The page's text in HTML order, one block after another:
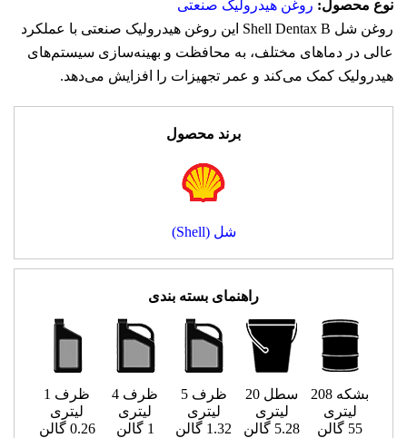
نوع محصول: روغن هیدرولیک صنعتی
روغن شل Shell Dentax B این روغن هیدرولیک صنعتی با عملکرد
عالی در دماهای مختلف، به محافظت و بهینه‌سازی سیستم‌های
هیدرولیک کمک می‌کند و عمر تجهیزات را افزایش می‌دهد.
برند محصول
شل (Shell)
راهنمای بسته بندی
بشکه 208
لیتری
55 گالن
سطل 20
لیتری
5.28 گالن
ظرف 5
لیتری
1.32 گالن
ظرف 4
لیتری
1 گالن
ظرف 1
لیتری
0.26 گالن